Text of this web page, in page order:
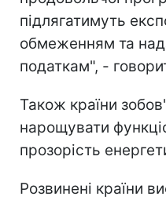
підлягатимуть
обмеженням та
податкам", -
Також країни
нарощувати
прозорість
Розвинені країни